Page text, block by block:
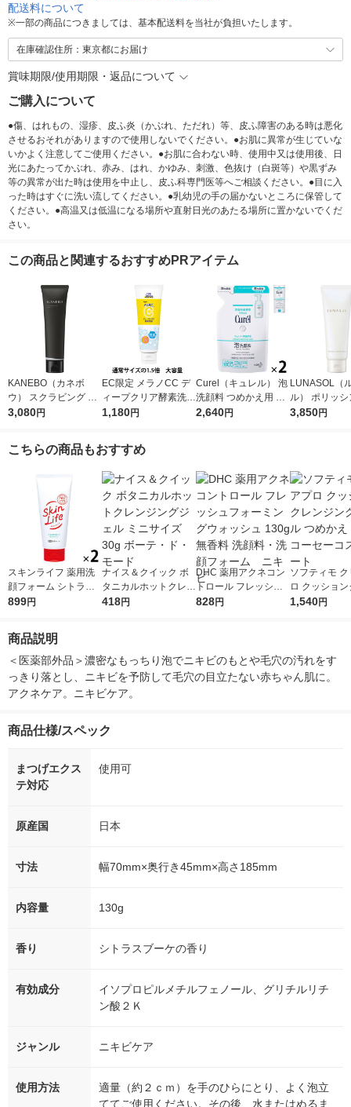
配送料について
※一部の商品につきましては、基本配送料を当社が負担いたします。
在庫確認住所：東京都にお届け
賞味期限/使用期限・返品について
ご購入について
●傷、はれもの、湿疹、皮ふ炎（かぶれ、ただれ）等、皮ふ障害のある時は悪化
させるおそれがありますので使用しないでください。●お肌に異常が生じていな
いかよく注意してご使用ください。●お肌に合わない時、使用中又は使用後、日
光にあたってかぶれ、赤み、はれ、かゆみ、刺激、色抜け（白斑等）や黒ずみ
等の異常が出た時は使用を中止し、皮ふ科専門医等へご相談ください。●目に入
った時はすぐに洗い流してください。●乳幼児の手の届かないところに保管して
ください。●高温又は低温になる場所や直射日光のあたる場所に置かないでくだ
さい。
この商品と関連するおすすめPRアイテム
KANEBO（カネボ
ウ） スクラビング マ
ッド ウォッシュ 130g
3,080円
EC限定 メラノCC デ
ィープクリア酵素洗顔
200g 大容量 洗顔フォ
1,180円
Curel（キュレル） 泡
洗顔料 つめかえ用 13
0mL×2個 花王 敏感
2,640円
LUNASOL（
ル） ポリッ
リア ジェルウ
3,850円
こちらの商品もおすすめ
スキンライフ 薬用洗
顔フォーム シトラス
ブーケの香り 130g×2
899円
ナイス＆クイック ボ
タニカルホットクレン
ジングジェル ミニサ
418円
DHC 薬用アクネコン
トロール フレッシュ
フォーミングウォッシ
828円
ソフティモ
ロ クッショ
ジングオイル
1,540円
商品説明
＜医薬部外品＞濃密なもっちり泡でニキビのもとや毛穴の汚れをす
っきり落とし、ニキビを予防して毛穴の目立たない赤ちゃん肌に。
アクネケア。ニキビケア。
商品仕様/スペック
まつげエクス
テ対応
使用可
原産国 日本
寸法 幅70mm×奥行き45mm×高さ185mm
内容量 130g
香り シトラスブーケの香り
有効成分
イソプロピルメチルフェノール、グリチルリチ
ン酸２Ｋ
ジャンル ニキビケア
使用方法
適量（約２ｃｍ）を手のひらにとり、よく泡立
ててご使用ください。その後、水またはぬるま